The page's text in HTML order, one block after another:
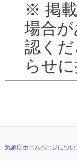
※ 掲
場合
認く
らせに
気象庁ホームページについ